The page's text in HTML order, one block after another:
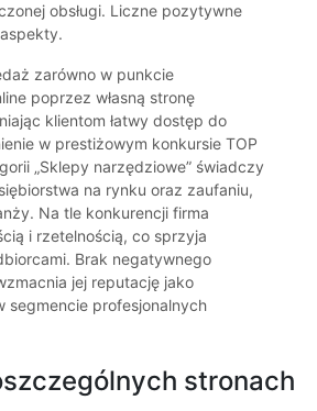
obsługi. Liczne pozytywne
zarówno w punkcie
poprzez własną stronę
klientom łatwy dostęp do
w prestiżowym konkursie TOP
„Sklepy narzędziowe” świadczy
na rynku oraz zaufaniu,
Na tle konkurencji firma
i rzetelnością, co sprzyja
Brak negatywnego
jej reputację jako
segmencie profesjonalnych
stronach